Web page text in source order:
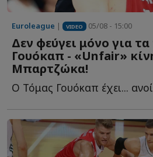
Euroleague | VIDEO 05/08 - 15:00
Δεν φεύγει μόνο για
Γουόκαπ - «Unfair»
Μπαρτζώκα!